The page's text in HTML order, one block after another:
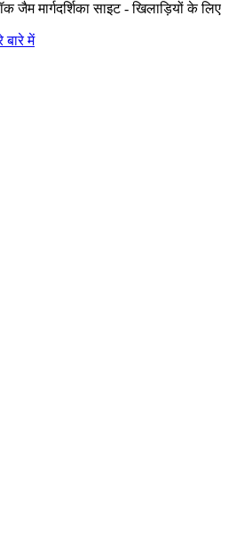
मार्गदर्शिका साइट - खिलाड़ियों के लिए
बारे में